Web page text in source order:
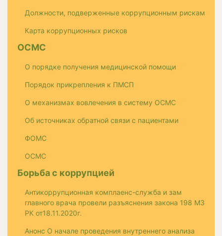
Должности, подверженные коррупционным рискам
Карта коррупционных рисков
ОСМС
О порядке получения медицинской помощи
Порядок прикрепления к ПМСП
О механизмах вовлечения в систему ОСМС
Об источниках обратной связи с пациентами
ФОМС
ОСМС
Борьба с коррупцией
Антикоррупционная комплаенс-служба и зам
главного врача провели разъяснения закона 198 МЗ
РК от18.11.2020г.
Анонс О начале проведения внутреннего анализа